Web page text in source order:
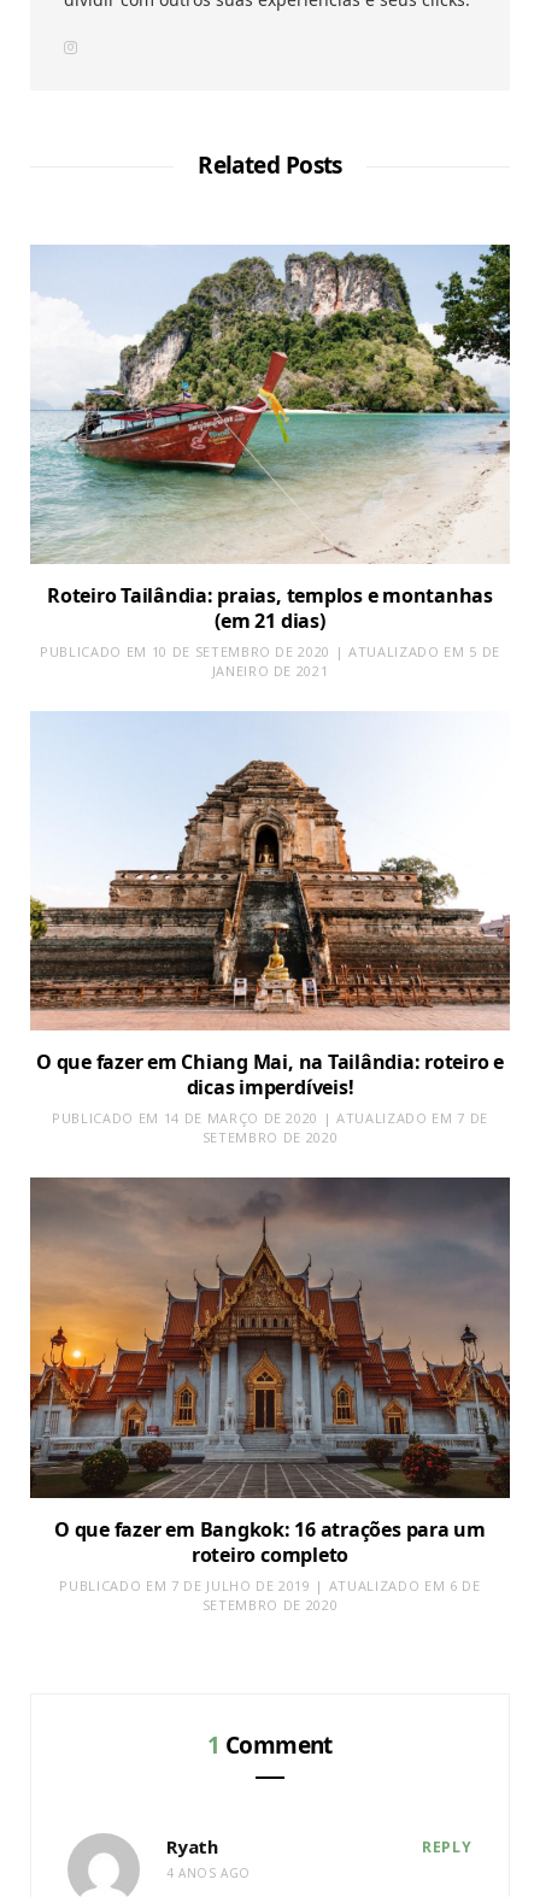
I
Related Posts
Roteiro Tailândia: praias, templos e montanhas
(em 21 dias)
PUBLICADO EM 10 DE SETEMBRO DE 2020 | ATUALIZADO EM 5 DE
JANEIRO DE 2021
O que fazer em Chiang Mai, na Tailândia: roteiro e
dicas imperdíveis!
PUBLICADO EM 14 DE MARÇO DE 2020 | ATUALIZADO EM 7 DE
SETEMBRO DE 2020
O que fazer em Bangkok: 16 atrações para um
roteiro completo
PUBLICADO EM 7 DE JULHO DE 2019 | ATUALIZADO EM 6 DE
SETEMBRO DE 2020
1 Comment
Ryath
4 ANOS AGO
REPLY